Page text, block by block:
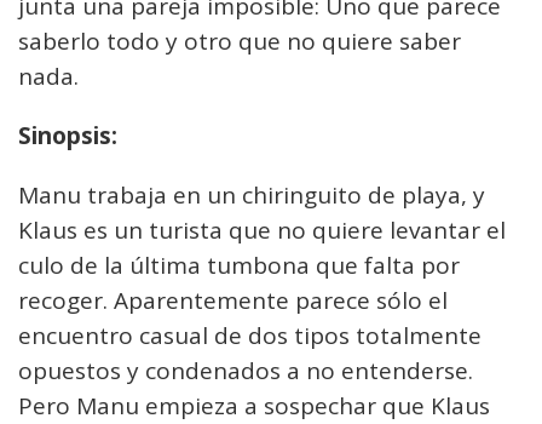
saberlo todo y otro que no quiere saber
nada.
Sinopsis:
Manu trabaja en un chiringuito de playa, y
Klaus es un turista que no quiere levantar el
culo de la última tumbona que falta por
recoger. Aparentemente parece sólo el
encuentro casual de dos tipos totalmente
opuestos y condenados a no entenderse.
Pero Manu empieza a sospechar que Klaus